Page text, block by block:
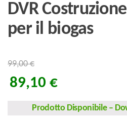
DVR
per il biogas
99,00€
89,10 €
Prodotto Disponibile –